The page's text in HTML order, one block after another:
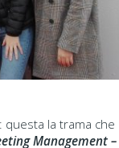
questa la trama che
Management –